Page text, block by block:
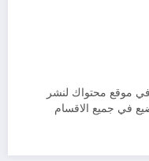
موقع محتواك لنشر
في جميع الاقسام